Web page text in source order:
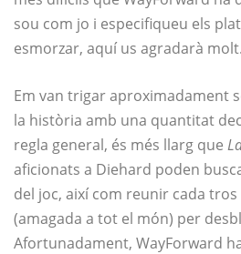
sou com jo i especifiqueu els
esmorzar, aquí us agradarà molt.
Em van trigar aproximadament
la història amb una quantitat
regla general, és més llarg que
aficionats a Diehard poden
del joc, així com reunir cada tros
(amagada a tot el món) per
Afortunadament, WayForward